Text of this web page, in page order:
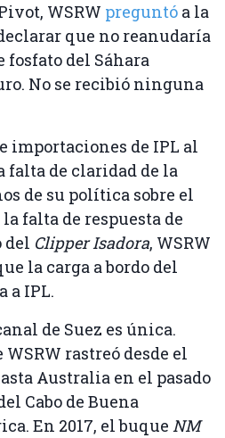
WSRW preguntó a la
que no reanudaría
fosfato del Sáhara
No se recibió ninguna
importaciones de IPL al
falta de claridad de la
de su política sobre el
falta de respuesta de
del Clipper Isadora, WSRW
la carga a bordo del
a IPL.
de Suez es única.
rastreó desde el
Australia en el pasado
Cabo de Buena
En 2017, el buque NM